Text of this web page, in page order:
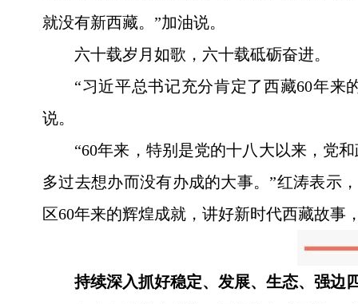
就没有新西藏。”加油说。
六十载岁月如歌，六十载砥砺奋进。
“习近平总书记充分肯定了西藏60年来
说。
“60年来，特别是党的十八大以来，党
多过去想办而没有办成的大事。”红涛表示
区60年来的辉煌成就，讲好新时代西藏故事
持续深入抓好稳定、发展、生态、强边